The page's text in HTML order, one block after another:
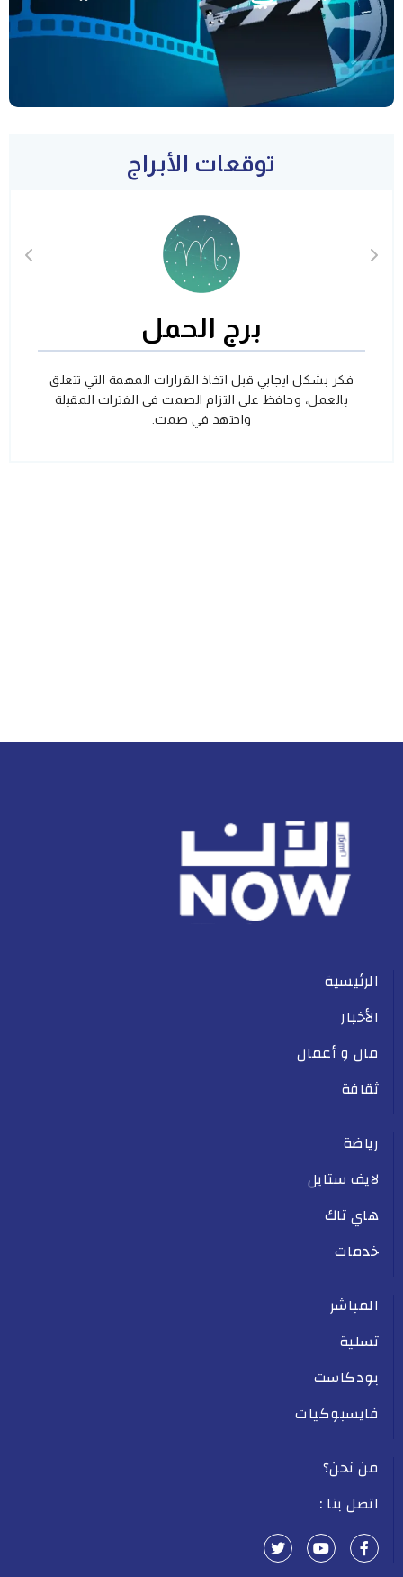
توقعات الأبراج
برج الحمل
فكر بشكل ايجابي قبل اتخاذ القرارات المهمة التي تتعلق
بالعمل، وحافظ على التزام الصمت في الفترات المقبلة
واجتهد في صمت.
الرئيسية
الأخبار
مال و أعمال
ثقافة
رياضة
لايف ستايل
هاي تاك
خدمات
المباشر
تسلية
بودكاست
فايسبوكيات
من نحن؟
اتصل بنا :